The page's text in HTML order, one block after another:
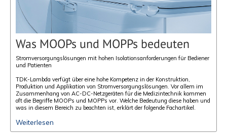
Was MOOPs und MOPPs bedeuten
Stromversorgungslösungen mit hohen Isolationsanforderungen für Bediener
und Patienten
TDK-Lambda verfügt über eine hohe Kompetenz in der Konstruktion,
Produktion und Applikation von Stromversorgungslösungen. Vor allem im
Zusammenhang von AC-DC-Netzgeräten für die Medizintechnik kommen
oft die Begriffe MOOPs und MOPPs vor. Welche Bedeutung diese haben und
was in diesem Bereich zu beachten ist, erklärt der folgende Fachartikel.
Weiterlesen